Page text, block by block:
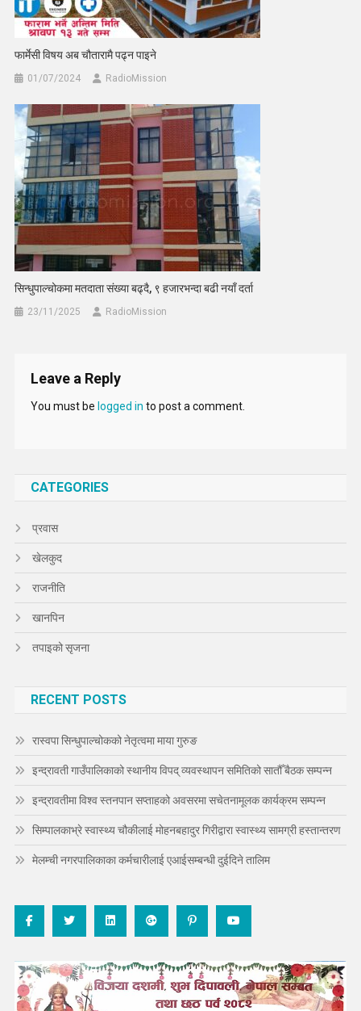
फार्मेसी विषय अब चौतारामै पढ्न पाइने
01/07/2024 RadioMission
सिन्धुपाल्चोकमा मतदाता संख्या बढ्दै, ९ हजारभन्दा बढी नयाँ दर्ता
23/11/2025 RadioMission
Leave a Reply
You must be logged in to post a comment.
CATEGORIES
प्रवास
खेलकुद
राजनीति
खानपिन
तपाइको सृजना
RECENT POSTS
रास्वपा सिन्धुपाल्चोकको नेतृत्वमा माया गुरुङ
इन्द्रावती गाउँपालिकाको स्थानीय विपद् व्यवस्थापन समितिको सातौँ बैठक सम्पन्न
इन्द्रावतीमा विश्व स्तनपान सप्ताहको अवसरमा सचेतनामूलक कार्यक्रम सम्पन्न
सिम्पालकाभ्रे स्वास्थ्य चौकीलाई मोहनबहादुर गिरीद्वारा स्वास्थ्य सामग्री हस्तान्तरण
मेलम्ची नगरपालिकाका कर्मचारीलाई एआईसम्बन्धी दुईदिने तालिम